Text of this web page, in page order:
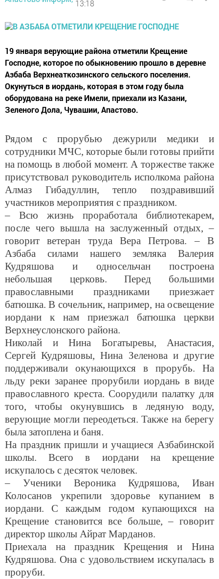
13:18
19 января верующие района отметили Крещение
Господне, которое по обыкновению прошло в деревне
Азбаба Верхнеаткозинского сельского поселения.
Окунуться в иордань, которая в этом году была
оборудована на реке Имели, приехали из Казани,
Зеленого Дола, Чувашии, Апастово.
Рядом с прорубью дежурили медики и
сотрудники МЧС, которые были готовы прийти
на помощь в любой момент. А торжестве также
присутствовал руководитель исполкома района
Алмаз Гибадуллин, тепло поздравивший
участников мероприятия с праздником.
– Всю жизнь проработала библиотекарем,
после чего вышла на заслуженный отдых, –
говорит ветеран труда Вера Петрова. – В
Азбаба силами нашего земляка Валерия
Кудряшова и односельчан построена
небольшая церковь. Перед большими
православными праздниками приезжает
батюшка. В сочельник, например, на освещение
иордани к нам приезжал батюшка церкви
Верхнеуслонского района.
Николай и Нина Богатыревы, Анастасия,
Сергей Кудряшовы, Нина Зеленова и другие
поддерживали окунающихся в прорубь. На
льду реки заранее прорубили иордань в виде
православного креста. Соорудили палатку для
того, чтобы окунувшись в ледяную воду,
верующие могли переодеться. Также на берегу
была затоплена и баня.
На праздник пришли и учащиеся Азбабинской
школы. Всего в иордани на крещение
искупалось с десяток человек.
– Ученики Вероника Кудряшова, Иван
Колосанов укрепили здоровье купанием в
иордани. С каждым годом купающихся на
Крещение становится все больше, – говорит
директор школы Айрат Марданов.
Приехала на праздник Крещения и Нина
Кудряшова. Она с удовольствием искупалась в
проруби.